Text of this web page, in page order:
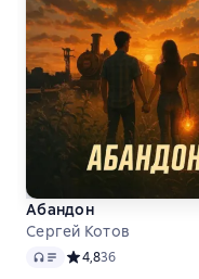
Абандон
Сергей Котов
Audio Средний рейтинг
4,836